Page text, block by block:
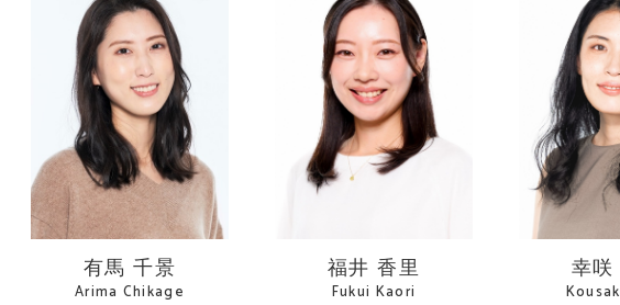
有馬 千景
Arima Chikage
福井 香里
Fukui Kaori
幸